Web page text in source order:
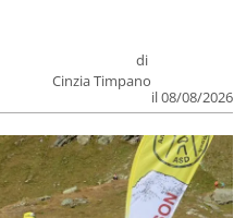
di
Cinzia Timpano
il 08/08/2026